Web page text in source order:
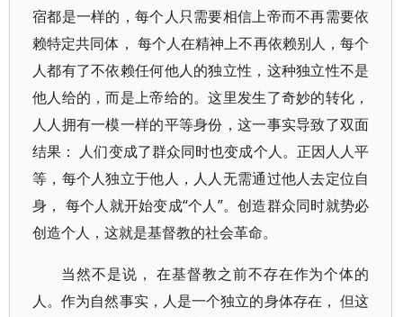
宿都是一样的，每个人只需要相信上帝而不再需要依
赖特定共同体， 每个人在精神上不再依赖别人，每个
人都有了不依赖任何他人的独立性，这种独立性不是
他人给的，而是上帝给的。这里发生了奇妙的转化，
人人拥有一模一样的平等身份，这一事实导致了双面
结果： 人们变成了群众同时也变成个人。正因人人平
等，每个人独立于他人，人人无需通过他人去定位自
身， 每个人就开始变成“个人”。创造群众同时就势必
创造个人，这就是基督教的社会革命。
当然不是说， 在基督教之前不存在作为个体的
人。作为自然事实，人是一个独立的身体存在， 但这